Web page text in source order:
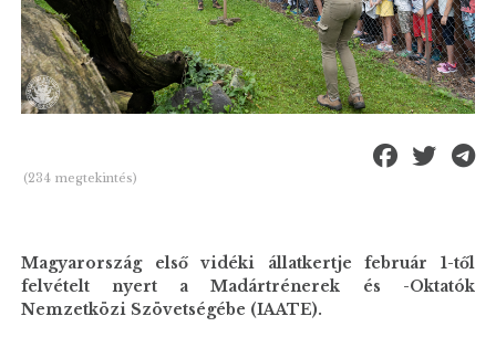
(234 megtekintés)
Magyarország első vidéki állatkertje február 1-től
felvételt nyert a Madártrénerek és -Oktatók
Nemzetközi Szövetségébe (IAATE).